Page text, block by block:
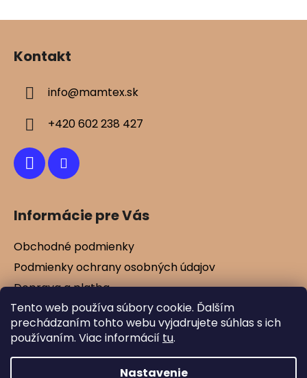
Tento web používa súbory cookie. Ďalším
prechádzaním tohto webu vyjadrujete súhlas s ich
používaním. Viac informácií tu.
Nastavenie
d
a
Z
Kontakt
info@mamtex.sk
+420 602 238 427
Informácie pre Vás
Obchodné podmienky
Podmienky ochrany osobných údajov
Doprava a platba
Kontakty
Vernostné zľavy